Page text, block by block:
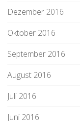
Dezember 2016
Oktober 2016
September 2016
August 2016
Juli 2016
Juni 2016